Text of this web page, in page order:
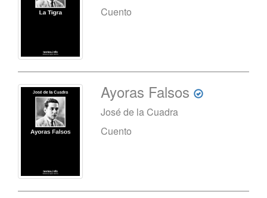
Cuento
Ayoras Falsos
José de la Cuadra
Cuento